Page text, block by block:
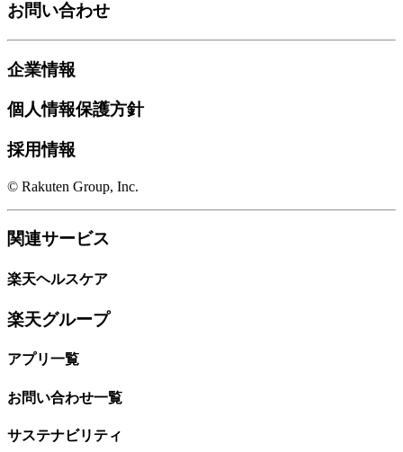
お問い合わせ
企業情報
個人情報保護方針
採用情報
© Rakuten Group, Inc.
関連サービス
楽天ヘルスケア
楽天グループ
アプリ一覧
お問い合わせ一覧
サステナビリティ